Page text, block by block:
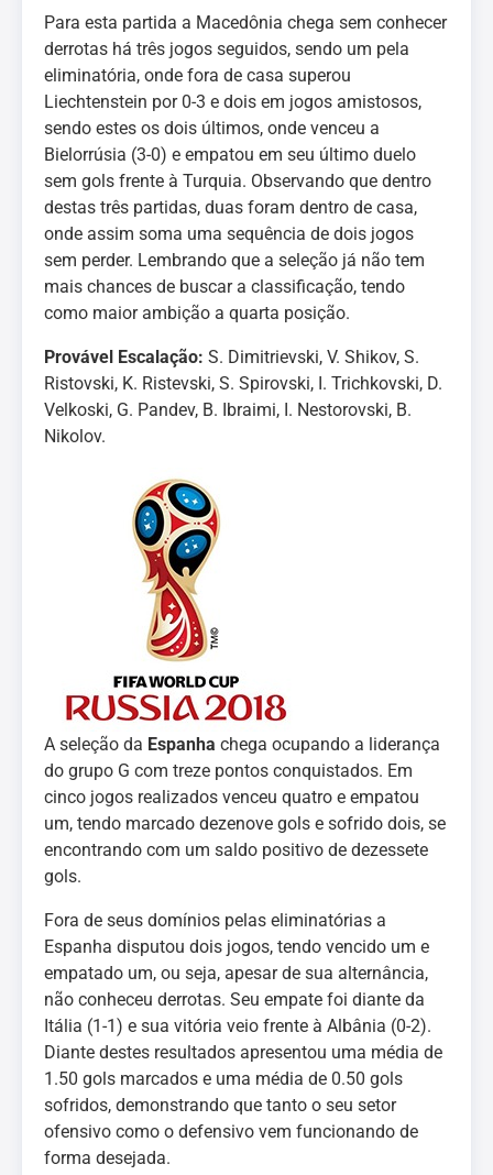
Para esta partida a Macedônia chega sem conhecer
derrotas há três jogos seguidos, sendo um pela
eliminatória, onde fora de casa superou
Liechtenstein por 0-3 e dois em jogos amistosos,
sendo estes os dois últimos, onde venceu a
Bielorrúsia (3-0) e empatou em seu último duelo
sem gols frente à Turquia. Observando que dentro
destas três partidas, duas foram dentro de casa,
onde assim soma uma sequência de dois jogos
sem perder. Lembrando que a seleção já não tem
mais chances de buscar a classificação, tendo
como maior ambição a quarta posição.
Provável Escalação: S. Dimitrievski, V. Shikov, S.
Ristovski, K. Ristevski, S. Spirovski, I. Trichkovski, D.
Velkoski, G. Pandev, B. Ibraimi, I. Nestorovski, B.
Nikolov.
A seleção da Espanha chega ocupando a liderança
do grupo G com treze pontos conquistados. Em
cinco jogos realizados venceu quatro e empatou
um, tendo marcado dezenove gols e sofrido dois, se
encontrando com um saldo positivo de dezessete
gols.
Fora de seus domínios pelas eliminatórias a
Espanha disputou dois jogos, tendo vencido um e
empatado um, ou seja, apesar de sua alternância,
não conheceu derrotas. Seu empate foi diante da
Itália (1-1) e sua vitória veio frente à Albânia (0-2).
Diante destes resultados apresentou uma média de
1.50 gols marcados e uma média de 0.50 gols
sofridos, demonstrando que tanto o seu setor
ofensivo como o defensivo vem funcionando de
forma desejada.